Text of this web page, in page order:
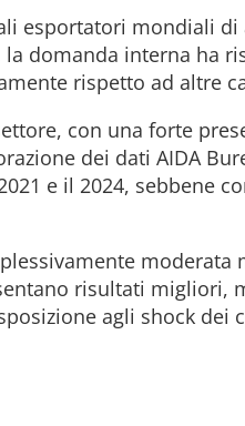
esportatori mondiali
domanda interna ha
rispetto ad altre
con una forte
dei dati AIDA
e il 2024, sebbene
moderata
risultati migliori,
agli shock dei